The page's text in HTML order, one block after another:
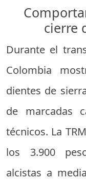
cierre
Durante el
Colombia
dientes de
de marcadas
técnicos. La
los 3.900
alcistas a